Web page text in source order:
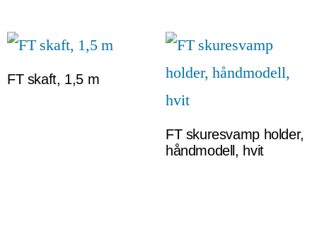
FT skaft, 1,5 m
FT skuresvamp holder,
håndmodell, hvit